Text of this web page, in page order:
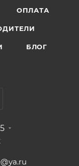
ОПЛАТА
БЛОГ